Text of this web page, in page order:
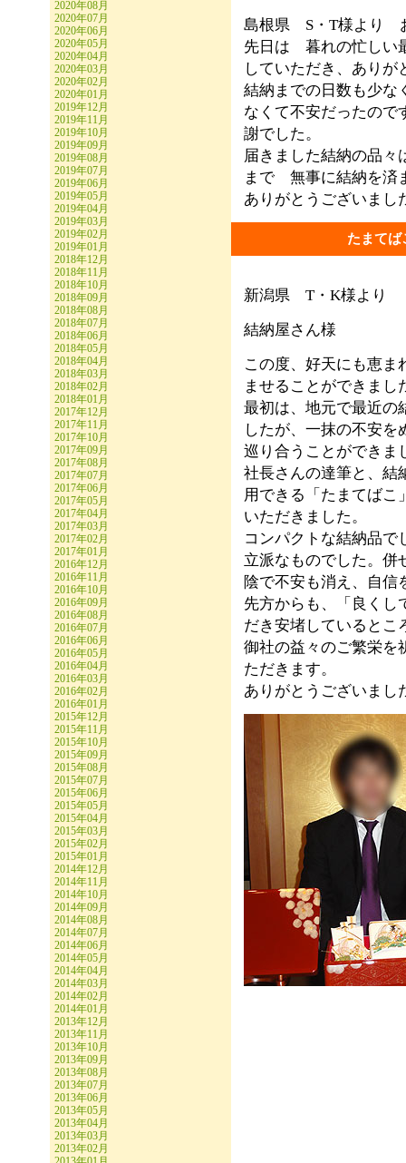
島根県 S・T様より
先日は 暮れの忙しい
していただき、ありが
結納までの日数も少
なくて不安だったので
謝でした。
届きました結納の品
まで 無事に結納を済
ありがとうございまし
たまてば
新潟県 T・K様より
結納屋さん様
この度、好天にも恵ま
ませることができまし
最初は、地元で最近の
したが、一抹の不安
巡り合うことができま
社長さんの達筆と、結
用できる「たまてばこ
いただきました。
コンパクトな結納品で
立派なものでした。併
陰で不安も消え、自信
先方からも、「良くし
だき安堵しているとこ
御社の益々のご繁栄を
ただきます。
ありがとうございまし
2020年08月
2020年07月
2020年06月
2020年05月
2020年04月
2020年03月
2020年02月
2020年01月
2019年12月
2019年11月
2019年10月
2019年09月
2019年08月
2019年07月
2019年06月
2019年05月
2019年04月
2019年03月
2019年02月
2019年01月
2018年12月
2018年11月
2018年10月
2018年09月
2018年08月
2018年07月
2018年06月
2018年05月
2018年04月
2018年03月
2018年02月
2018年01月
2017年12月
2017年11月
2017年10月
2017年09月
2017年08月
2017年07月
2017年06月
2017年05月
2017年04月
2017年03月
2017年02月
2017年01月
2016年12月
2016年11月
2016年10月
2016年09月
2016年08月
2016年07月
2016年06月
2016年05月
2016年04月
2016年03月
2016年02月
2016年01月
2015年12月
2015年11月
2015年10月
2015年09月
2015年08月
2015年07月
2015年06月
2015年05月
2015年04月
2015年03月
2015年02月
2015年01月
2014年12月
2014年11月
2014年10月
2014年09月
2014年08月
2014年07月
2014年06月
2014年05月
2014年04月
2014年03月
2014年02月
2014年01月
2013年12月
2013年11月
2013年10月
2013年09月
2013年08月
2013年07月
2013年06月
2013年05月
2013年04月
2013年03月
2013年02月